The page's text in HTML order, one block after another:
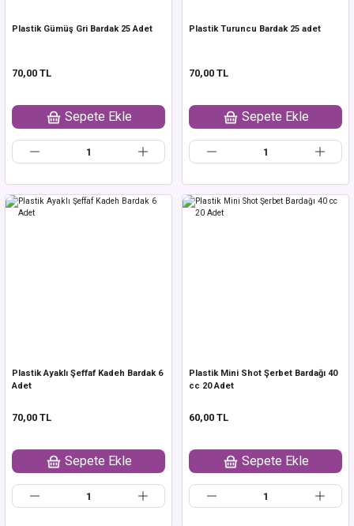
Plastik Gümüş Gri Bardak 25 Adet
70,00 TL
Sepete Ekle
Plastik Turuncu Bardak 25 adet
70,00 TL
Sepete Ekle
Plastik Ayaklı Şeffaf Kadeh Bardak 6
Adet
70,00 TL
Sepete Ekle
Plastik Mini Shot Şerbet Bardağı 40
cc 20 Adet
60,00 TL
Sepete Ekle